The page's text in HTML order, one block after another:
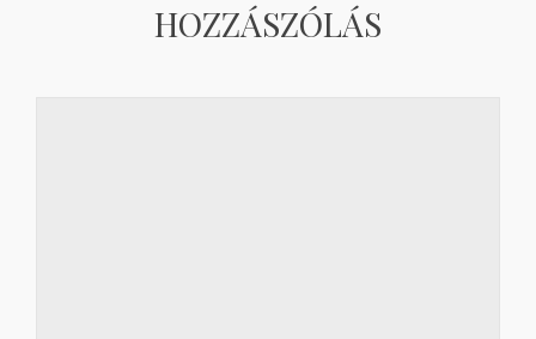
HOZZÁSZÓLÁS